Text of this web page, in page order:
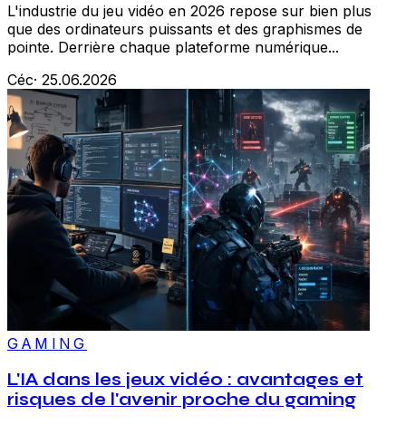
L'industrie du jeu vidéo en 2026 repose sur bien plus
que des ordinateurs puissants et des graphismes de
pointe. Derrière chaque plateforme numérique...
Céc· 25.06.2026
GAMING
L'IA dans les jeux vidéo : avantages et
risques de l'avenir proche du gaming